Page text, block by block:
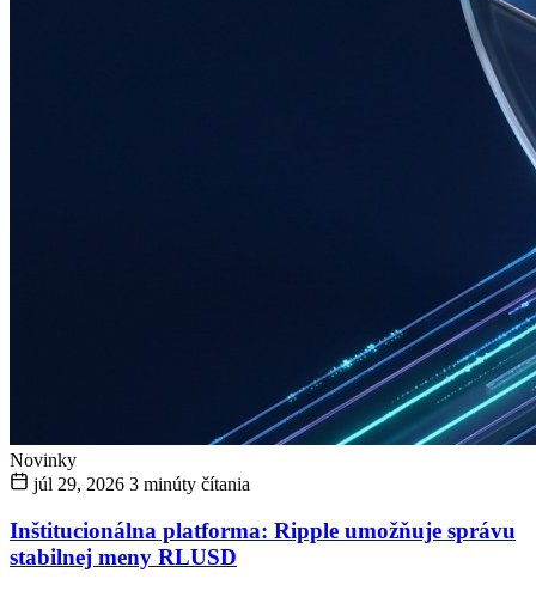
Novinky
júl 29, 2026 3 minúty čítania
Inštitucionálna platforma: Ripple umožňuje správu
stabilnej meny RLUSD